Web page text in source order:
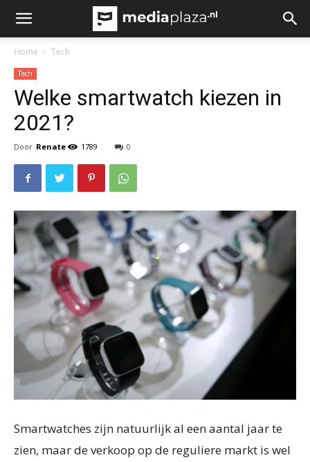
Home Tech
Tech
Welke smartwatch kiezen in
2021?
Door Renate 1789 0
Smartwatches zijn natuurlijk al een aantal jaar te
zien, maar de verkoop op de reguliere markt is wel